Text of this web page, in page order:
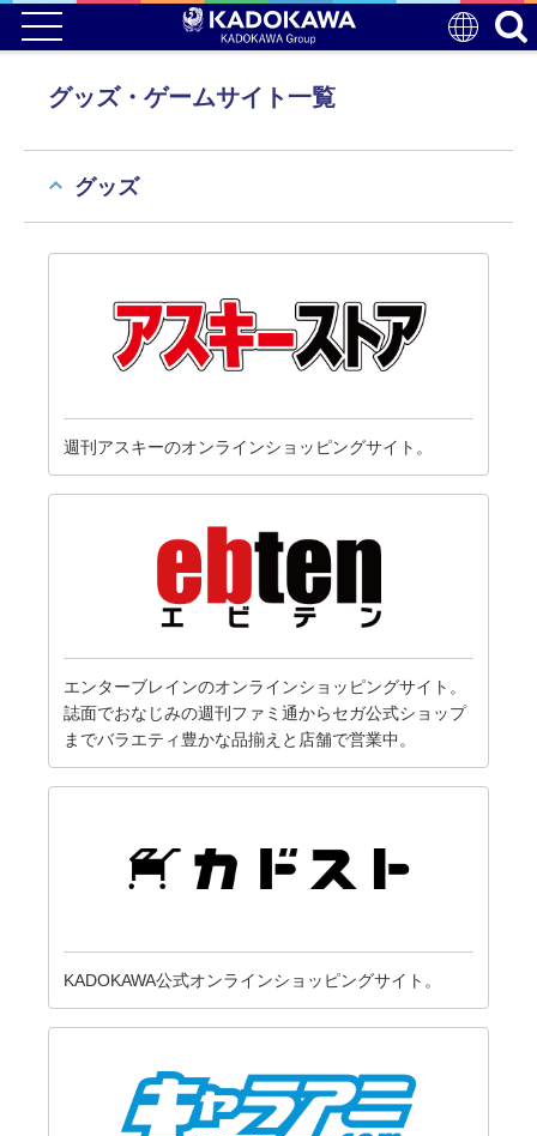
グッズ・ゲームサイト一覧
グッズ
週刊アスキーのオンラインショッピングサイト。
エンターブレインのオンラインショッピングサイト。
誌面でおなじみの週刊ファミ通からセガ公式ショップ
までバラエティ豊かな品揃えと店舗で営業中。
KADOKAWA公式オンラインショッピングサイト。